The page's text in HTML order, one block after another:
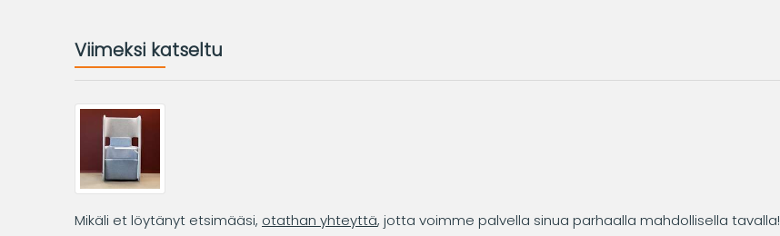
Viimeksi katseltu
Mikäli et löytänyt etsimääsi, otathan yhteyttä, jotta voimme palvella sinua parhaalla mahdollisella tavalla!